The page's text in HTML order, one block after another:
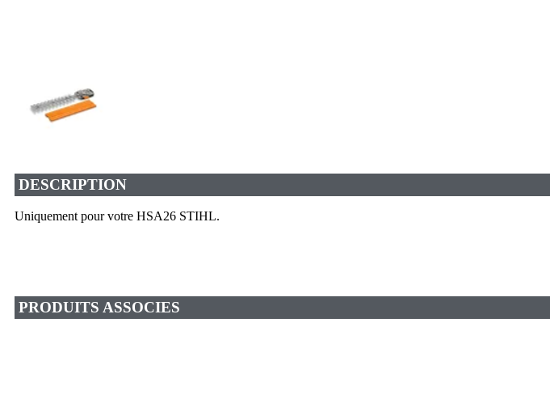
DESCRIPTION
Uniquement pour votre HSA26 STIHL.
PRODUITS ASSOCIES